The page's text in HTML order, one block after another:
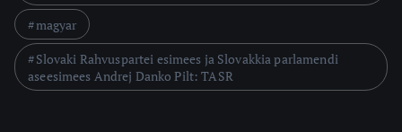
magyar
Slovaki Rahvuspartei esimees ja Slovakkia parlamendi
aseesimees Andrej Danko Pilt: TASR